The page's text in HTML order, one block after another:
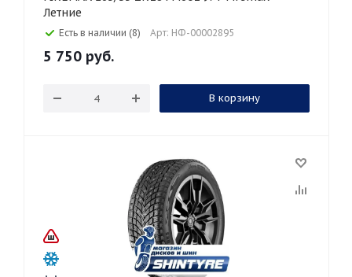
Летние
Есть в наличии (8) Арт: НФ-00002895
5 750 руб.
В корзину